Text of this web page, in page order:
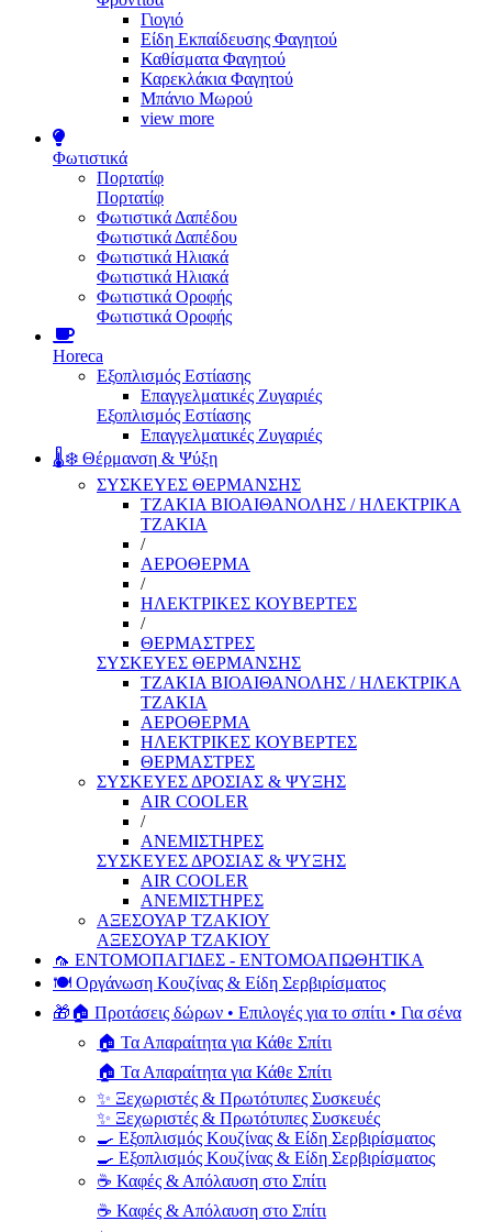
Γιογιό
Είδη Εκπαίδευσης Φαγητού
Καθίσματα Φαγητού
Καρεκλάκια Φαγητού
Μπάνιο Μωρού
view more
Φωτιστικά
Πορτατίφ
Πορτατίφ
Φωτιστικά Δαπέδου
Φωτιστικά Δαπέδου
Φωτιστικά Ηλιακά
Φωτιστικά Ηλιακά
Φωτιστικά Οροφής
Φωτιστικά Οροφής
Horeca
Εξοπλισμός Εστίασης
Επαγγελματικές Ζυγαριές
Εξοπλισμός Εστίασης
Επαγγελματικές Ζυγαριές
🌡️❄️ Θέρμανση & Ψύξη
ΣΥΣΚΕΥΕΣ ΘΕΡΜΑΝΣΗΣ
ΤΖΑΚΙΑ ΒΙΟΑΙΘΑΝΟΛΗΣ / ΗΛΕΚΤΡΙΚΑ
ΤΖΑΚΙΑ
/
ΑΕΡΟΘΕΡΜΑ
/
ΗΛΕΚΤΡΙΚΕΣ ΚΟΥΒΕΡΤΕΣ
/
ΘΕΡΜΑΣΤΡΕΣ
ΣΥΣΚΕΥΕΣ ΘΕΡΜΑΝΣΗΣ
ΤΖΑΚΙΑ ΒΙΟΑΙΘΑΝΟΛΗΣ / ΗΛΕΚΤΡΙΚΑ
ΤΖΑΚΙΑ
ΑΕΡΟΘΕΡΜΑ
ΗΛΕΚΤΡΙΚΕΣ ΚΟΥΒΕΡΤΕΣ
ΘΕΡΜΑΣΤΡΕΣ
ΣΥΣΚΕΥΕΣ ΔΡΟΣΙΑΣ & ΨΥΞΗΣ
AIR COOLER
/
ΑΝΕΜΙΣΤΗΡΕΣ
ΣΥΣΚΕΥΕΣ ΔΡΟΣΙΑΣ & ΨΥΞΗΣ
AIR COOLER
ΑΝΕΜΙΣΤΗΡΕΣ
ΑΞΕΣΟΥΑΡ ΤΖΑΚΙΟΥ
ΑΞΕΣΟΥΑΡ ΤΖΑΚΙΟΥ
🦟 ΕΝΤΟΜΟΠΑΓΙΔΕΣ - ΕΝΤΟΜΟΑΠΩΘΗΤΙΚΑ
🍽️ Οργάνωση Κουζίνας & Είδη Σερβιρίσματος
🎁🏠 Προτάσεις δώρων • Επιλογές για το σπίτι • Για σένα
🏠 Τα Απαραίτητα για Κάθε Σπίτι
🏠 Τα Απαραίτητα για Κάθε Σπίτι
✨ Ξεχωριστές & Πρωτότυπες Συσκευές
✨ Ξεχωριστές & Πρωτότυπες Συσκευές
🍳 Εξοπλισμός Κουζίνας & Είδη Σερβιρίσματος
🍳 Εξοπλισμός Κουζίνας & Είδη Σερβιρίσματος
☕ Καφές & Απόλαυση στο Σπίτι
☕ Καφές & Απόλαυση στο Σπίτι